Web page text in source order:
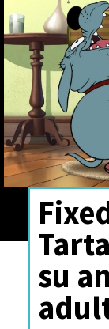
Videojuegos
Reviews
Cultura Pop
Streaming
Síguenos:
su